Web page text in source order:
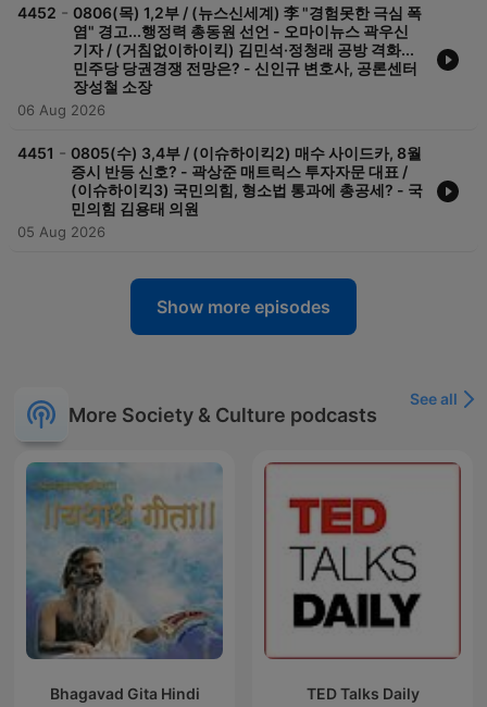
4452 - 0806(목) 1,2부 / (뉴스신세계) 李 "경험못한 극심 폭
염" 경고...행정력 총동원 선언 - 오마이뉴스 곽우신
기자 / (거침없이하이킥) 김민석·정청래 공방 격화...
민주당 당권경쟁 전망은? - 신인규 변호사, 공론센터
장성철 소장
06 Aug 2026
4451 - 0805(수) 3,4부 / (이슈하이킥2) 매수 사이드카, 8월
증시 반등 신호? - 곽상준 매트릭스 투자자문 대표 /
(이슈하이킥3) 국민의힘, 형소법 통과에 총공세? - 국
민의힘 김용태 의원
05 Aug 2026
Show more episodes
More Society & Culture podcasts
See all
Bhagavad Gita Hindi TED Talks Daily